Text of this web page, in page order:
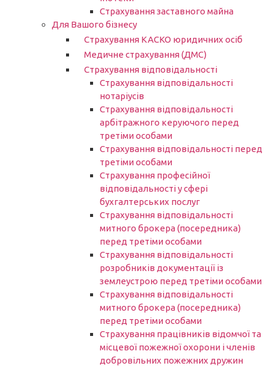
Страхування заставного майна
Для Вашого бізнесу
Страхування КАСКО юридичних осіб
Медичне страхування (ДМС)
Страхування відповідальності
Страхування відповідальності
нотаріусів
Cтрахування відповідальності
арбітражного керуючого перед
третіми особами
Страхування відповідальності перед
третіми особами
Страхування професійної
відповідальності у сфері
бухгалтерських послуг
Страхування відповідальності
митного брокера (посередника)
перед третіми особами
Страхування відповідальності
розробників документації із
землеустрою перед третіми особами
Страхування відповідальності
митного брокера (посередника)
перед третіми особами
Страхування працівників відомчої та
місцевої пожежної охорони і членів
добровільних пожежних дружин